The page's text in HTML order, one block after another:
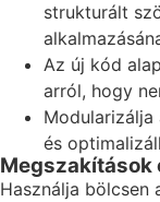
strukturált
Az új kód
arról, hogy
és
Megszakítások
Használja bölcsen